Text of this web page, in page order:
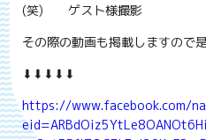
(笑) ゲスト様撮影
その際の動画も掲載しますので
⬇⬇⬇⬇⬇
https://www.facebook.com/